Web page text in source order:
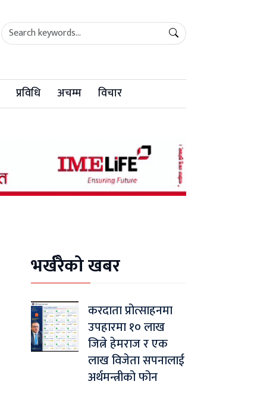
प्रविधि अचम्म विचार
भर्खरैको खबर
करदाता प्रोत्साहनमा
उपहारमा १० लाख
जित्ने हेमराज र एक
लाख विजेता सपनालाई
अर्थमन्त्रीको फोन